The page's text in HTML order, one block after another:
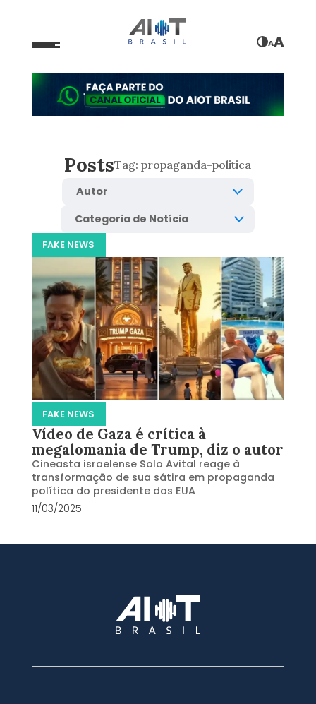
AA
PostsTag:propaganda-politica
FAKE NEWS
FAKE NEWS
Vídeo de Gaza é crítica à
megalomania de Trump, diz o autor
Cineasta israelense Solo Avital reage à
transformação de sua sátira em propaganda
política do presidente dos EUA
11/03/2025